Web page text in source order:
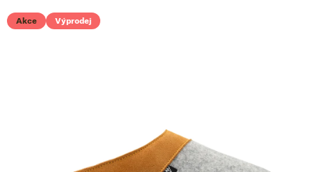
Akce Výprodej